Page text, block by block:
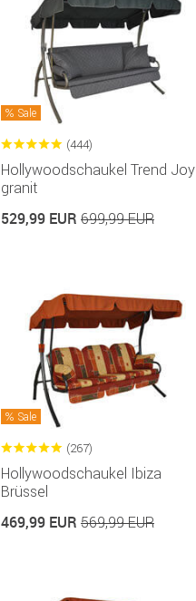
Sale
(444)
Hollywoodschaukel Trend Joy
granit
529,99 EUR 699,99 EUR
Sale
(267)
Hollywoodschaukel Ibiza
Brüssel
469,99 EUR 569,99 EUR